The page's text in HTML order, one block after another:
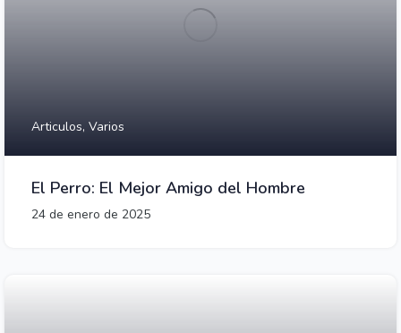
Articulos, Varios
El Perro: El Mejor Amigo del Hombre
24 de enero de 2025